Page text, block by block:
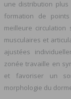
une distribution
formation de
meilleure
musculaires et
ajustées
zonée travaille en
et favoriser un
morphologie du